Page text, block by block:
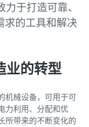
于打造可靠、
求的工具和解决
业的转型
机械设备，可用于可
力利用、分配和优
所带来的不断变化的